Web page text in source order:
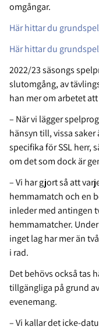
omgångar.
Här hittar du
Här hittar du
2022/23 säsongs
slutomgång, av
han mer om arbetet
– När vi lägger
hänsyn till, vissa saker
specifika för SSL herr,
om det som dock är
– Vi har gjort så att
hemmamatch och en
inleder med antingen
hemmamatcher.
inget lag har mer än
i rad.
Det behövs också tas
tillgängliga på grund
evenemang.
– Vi kallar det icke-